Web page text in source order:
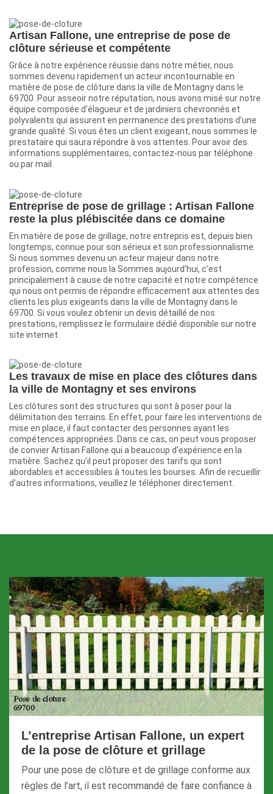
Artisan Fallone, une entreprise de pose de
clôture sérieuse et compétente
Grâce à notre expérience réussie dans notre métier, nous
sommes devenu rapidement un acteur incontournable en
matière de pose de clôture dans la ville de Montagny dans le
69700. Pour asseoir notre réputation, nous avons misé sur notre
équipe composée d’élagueur et de jardiniers chevronnés et
polyvalents qui assurent en permanence des prestations d’une
grande qualité. Si vous êtes un client exigeant, nous sommes le
prestataire qui saura répondre à vos attentes. Pour avoir des
informations supplémentaires, contactez-nous par téléphone
ou par mail.
Entreprise de pose de grillage : Artisan Fallone
reste la plus plébiscitée dans ce domaine
En matière de pose de grillage, notre entrepris est, depuis bien
longtemps, connue pour son sérieux et son professionnalisme.
Si nous sommes devenu un acteur majeur dans notre
profession, comme nous la Sommes aujourd’hui, c’est
principalement à cause de notre capacité et notre compétence
qui nous ont permis de répondre efficacement aux attentes des
clients les plus exigeants dans la ville de Montagny dans le
69700. Si vous voulez obtenir un devis détaillé de nos
prestations, remplissez le formulaire dédié disponible sur notre
site internet.
Les travaux de mise en place des clôtures dans
la ville de Montagny et ses environs
Les clôtures sont des structures qui sont à poser pour la
délimitation des terrains. En effet, pour faire les interventions de
mise en place, il faut contacter des personnes ayant les
compétences appropriées. Dans ce cas, on peut vous proposer
de convier Artisan Fallone qui a beaucoup d'expérience en la
matière. Sachez qu'il peut proposer des tarifs qui sont
abordables et accessibles à toutes les bourses. Afin de recueillir
d'autres informations, veuillez le téléphoner directement.
L’entreprise Artisan Fallone, un expert
de la pose de clôture et grillage
Pour une pose de clôture et de grillage conforme aux
règles de l’art, il est recommandé de faire confiance à